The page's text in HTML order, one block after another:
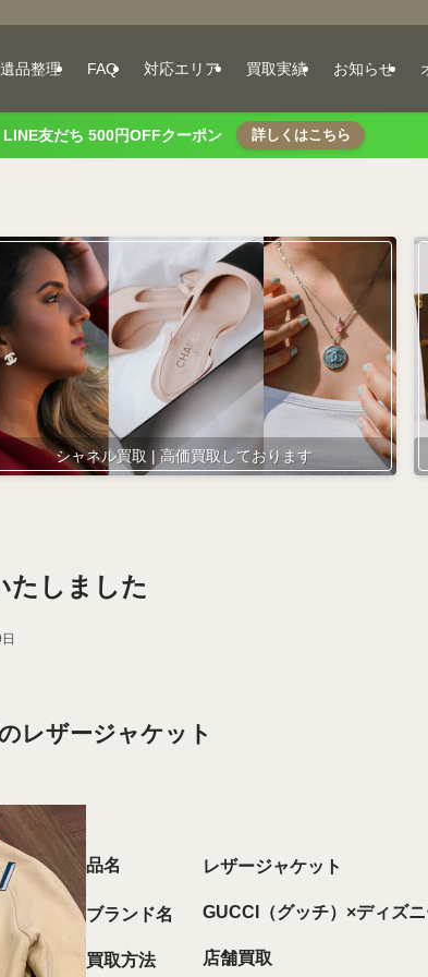
遺品整理 FAQ 対応エリア 買取実績 お知らせ
LINE友だち 500円OFFクーポン 詳しくはこちら
シャネル買取 | 高価買取しております
たしました
レザージャケット
品名 レザージャケット
ブランド名 GUCCI（グッチ）×ディズ
買取方法 店舗買取